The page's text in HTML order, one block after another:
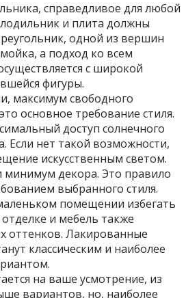
справедливое для любой
и плита должны
одной из вершин
а подход ко всем
с широкой
фигуры.
максимум свободного
основное требование стиля.
доступ солнечного
Если нет такой возможности,
искусственным светом.
минимум декора. Это правило
выбранного стиля.
помещении избегать
и мебель также
оттенков. Лакированные
классическим и наиболее
на ваше усмотрение, из
вариантов, но, наиболее